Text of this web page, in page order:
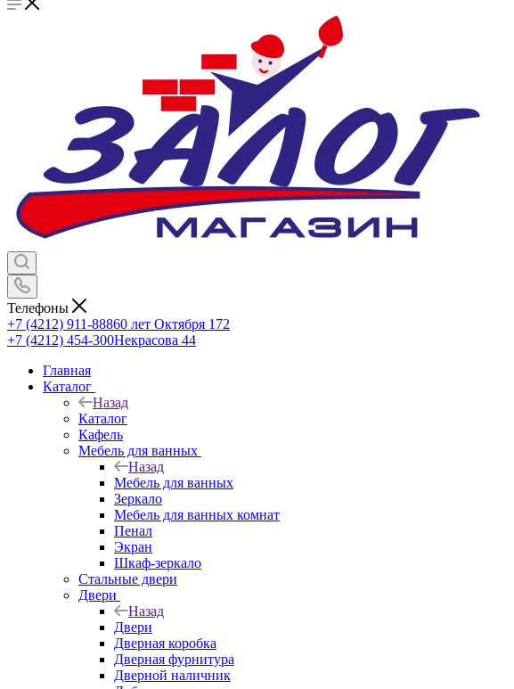
Телефоны
+7 (4212) 911-88860 лет Октября 172
+7 (4212) 454-300Некрасова 44
Главная
Каталог
Назад
Каталог
Кафель
Мебель для ванных
Назад
Мебель для ванных
Зеркало
Мебель для ванных комнат
Пенал
Экран
Шкаф-зеркало
Стальные двери
Двери
Назад
Двери
Дверная коробка
Дверная фурнитура
Дверной наличник